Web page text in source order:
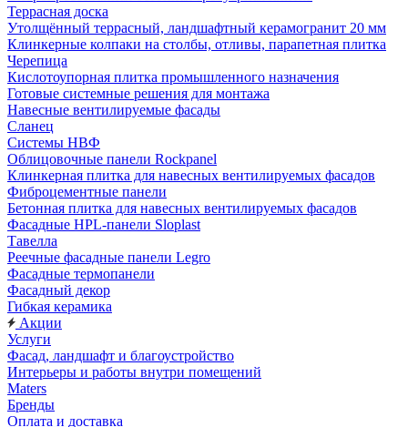
Террасная доска
Утолщённый террасный, ландшафтный керамогранит 20 мм
Клинкерные колпаки на столбы, отливы, парапетная плитка
Черепица
Кислотоупорная плитка промышленного назначения
Готовые системные решения для монтажа
Навесные вентилируемые фасады
Сланец
Системы НВФ
Облицовочные панели Rockpanel
Клинкерная плитка для навесных вентилируемых фасадов
Фиброцементные панели
Бетонная плитка для навесных вентилируемых фасадов
Фасадные HPL-панели Sloplast
Тавелла
Реечные фасадные панели Legro
Фасадные термопанели
Фасадный декор
Гибкая керамика
Акции
Услуги
Фасад, ландшафт и благоустройство
Интерьеры и работы внутри помещений
Maters
Бренды
Оплата и доставка